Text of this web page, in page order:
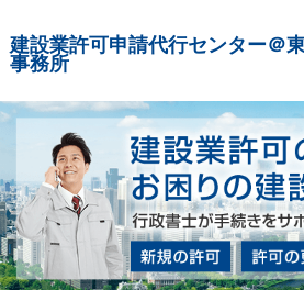
建設業許可申請代行センター＠
事務所